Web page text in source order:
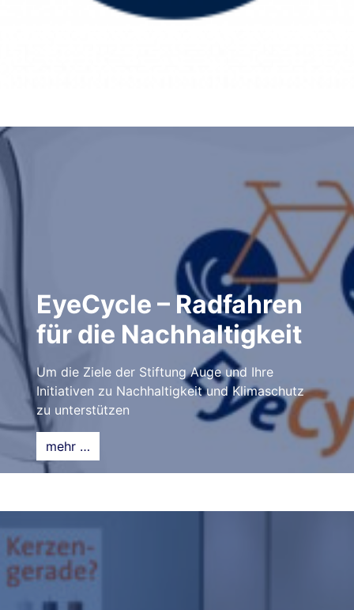
EyeCycle – Radfahren
für die Nachhaltigkeit
Um die Ziele der Stiftung Auge und Ihre
Initiativen zu Nachhaltigkeit und Klimaschutz
zu unterstützen
mehr …